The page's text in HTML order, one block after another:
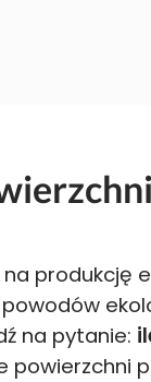
produkcję
na pytanie: